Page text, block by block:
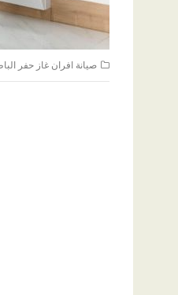
صيانة افران غاز حفر